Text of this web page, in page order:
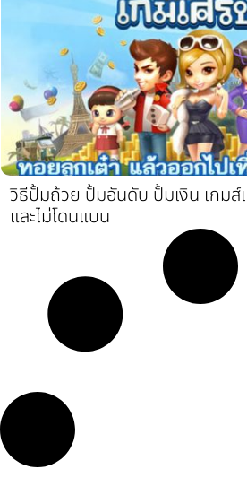
วิธีปั้มถ้วย ปั้มอันดับ ปั้มเงิน เกม
และไม่โดนแบน